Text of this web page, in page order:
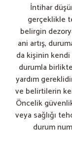
İntihar
gerçeklikle
belirgin
ani artış,
da kişinin
durumla
yardım
ve belirtilerin
Öncelik
veya sağlığı
durum